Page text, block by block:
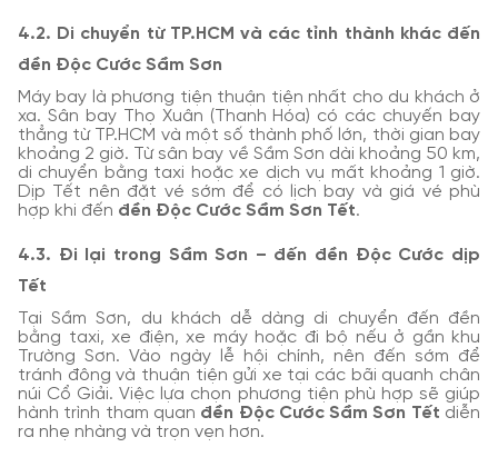
4.2. Di chuyển từ TP.HCM và các tỉnh thành khác đến
đền Độc Cước Sầm Sơn
Máy bay là phương tiện thuận tiện nhất cho du khách ở
xa. Sân bay Thọ Xuân (Thanh Hóa) có các chuyến bay
thẳng từ TP.HCM và một số thành phố lớn, thời gian bay
khoảng 2 giờ. Từ sân bay về Sầm Sơn dài khoảng 50 km,
di chuyển bằng taxi hoặc xe dịch vụ mất khoảng 1 giờ.
Dịp Tết nên đặt vé sớm để có lịch bay và giá vé phù
hợp khi đến đền Độc Cước Sầm Sơn Tết.
4.3. Đi lại trong Sầm Sơn – đến đền Độc Cước dịp
Tết
Tại Sầm Sơn, du khách dễ dàng di chuyển đến đền
bằng taxi, xe điện, xe máy hoặc đi bộ nếu ở gần khu
Trường Sơn. Vào ngày lễ hội chính, nên đến sớm để
tránh đông và thuận tiện gửi xe tại các bãi quanh chân
núi Cổ Giải. Việc lựa chọn phương tiện phù hợp sẽ giúp
hành trình tham quan đền Độc Cước Sầm Sơn Tết diễn
ra nhẹ nhàng và trọn vẹn hơn.